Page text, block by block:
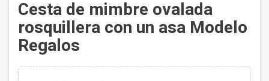
Cesta de mimbre ovalada
rosquillera con un asa Modelo
Regalos